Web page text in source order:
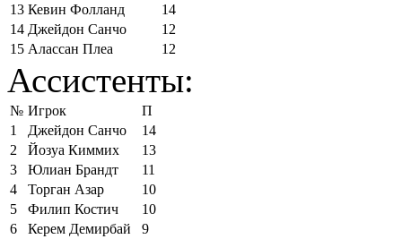
13 Кевин Фолланд
14
14 Джейдон Санчо
12
15 Алассан Плеа 12
Ассистенты:
№ Игрок
П
1
Джейдон Санчо
14
2
Йозуа Киммих
13
3
Юлиан Брандт
11
4
Торган Азар
10
5
Филип Костич
10
6
Керем Демирбай
9